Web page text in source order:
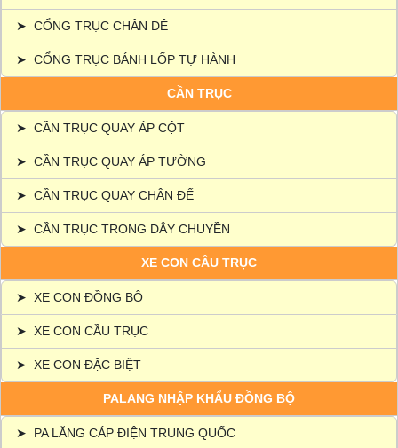
➤ CỔNG TRỤC CHÂN DÊ
➤ CỔNG TRỤC BÁNH LỐP TỰ HÀNH
CẦN TRỤC
➤ CẦN TRỤC QUAY ÁP CỘT
➤ CẦN TRỤC QUAY ÁP TƯỜNG
➤ CẦN TRỤC QUAY CHÂN ĐẾ
➤ CẦN TRỤC TRONG DÂY CHUYỀN
XE CON CẦU TRỤC
➤ XE CON ĐỒNG BỘ
➤ XE CON CẦU TRỤC
➤ XE CON ĐẶC BIỆT
PALANG NHẬP KHẨU ĐỒNG BỘ
➤ PA LĂNG CÁP ĐIỆN TRUNG QUỐC